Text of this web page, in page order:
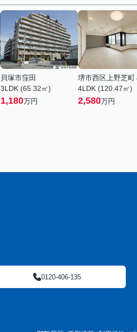
貝塚市窪田
3LDK (65.32㎡)
1,180万円
堺市西区上野芝町
4LDK (120.47㎡)
2,580万円
0120-406-135